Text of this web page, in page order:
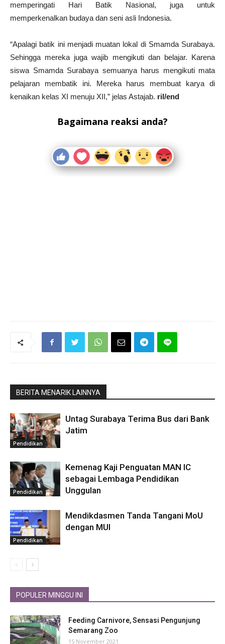
memperingati Hari Batik Nasional, juga untuk
memperkenalkan budaya dan seni asli Indonesia.
“Apalagi batik ini menjadi muatan lokal di Smamda Surabaya.
Sehingga mereka juga wajib mengikuti dan belajar. Karena
siswa Smamda Surabaya semuanya harus mengikuti mata
pelajaran membatik ini. Mereka harus membuat karya di
kenaikan kelas XI menuju XII,” jelas Astajab. ril/end
Bagaimana reaksi anda?
BERITA MENARIK LAINNYA
Pendidikan
Untag Surabaya Terima Bus dari Bank
Jatim
Pendidikan
Kemenag Kaji Penguatan MAN IC
sebagai Lembaga Pendidikan
Unggulan
Pendidikan
Mendikdasmen Tanda Tangani MoU
dengan MUI
POPULER MINGGU INI
Feeding Carnivore, Sensasi Pengunjung
Semarang Zoo
15 November 2021